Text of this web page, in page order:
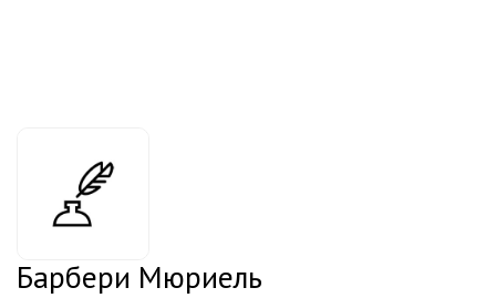
Барбери Мюриель